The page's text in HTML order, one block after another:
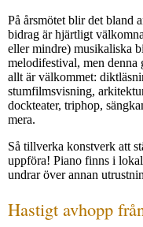
På årsmötet blir det bland
bidrag är hjärtligt
eller mindre) musikaliska
melodifestival, men denna
allt är välkommet:
stumfilmsvisning,
dockteater, triphop,
mera.
Så tillverka konstverk att
uppföra! Piano finns i
undrar över annan
Hastigt avhopp